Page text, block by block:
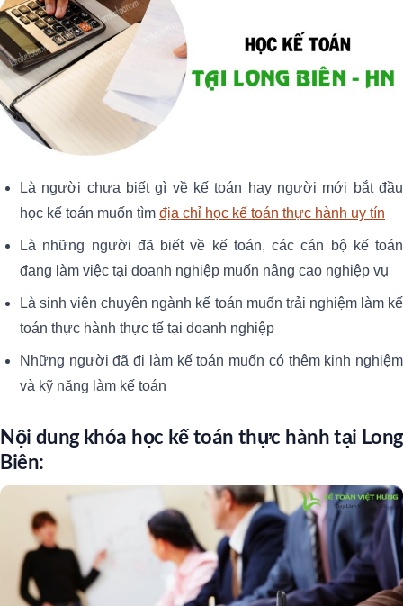
Là người chưa biết gì về kế toán hay người mới bắt đầu
học kế toán muốn tìm địa chỉ học kế toán thực hành uy tín
Là những người đã biết về kế toán, các cán bộ kế toán
đang làm việc tại doanh nghiệp muốn nâng cao nghiệp vụ
Là sinh viên chuyên ngành kế toán muốn trải nghiệm làm kế
toán thực hành thực tế tại doanh nghiệp
Những người đã đi làm kế toán muốn có thêm kinh nghiệm
và kỹ năng làm kế toán
Nội dung khóa học kế toán thực hành tại Long
Biên: